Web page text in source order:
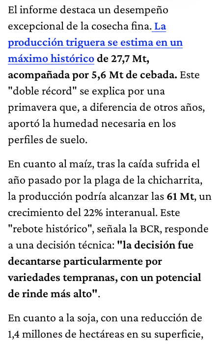
El informe destaca un desempeño
excepcional de la cosecha fina. La
producción triguera se estima en un
máximo históricode 27,7 Mt,
acompañada por 5,6 Mt de cebada. Este
"doble récord" se explica por una
primavera que, a diferencia de otros años,
aportó la humedad necesaria en los
perfiles de suelo.
En cuanto al maíz, tras la caída sufrida el
año pasado por la plaga de la chicharrita,
la producción podría alcanzar las 61 Mt, un
crecimiento del 22% interanual. Este
"rebote histórico", señala la BCR, responde
a una decisión técnica: "la decisión fue
decantarse particularmente por
variedades tempranas, con un potencial
de rinde más alto".
En cuanto a la soja, con una reducción de
1,4 millones de hectáreas en su superficie,